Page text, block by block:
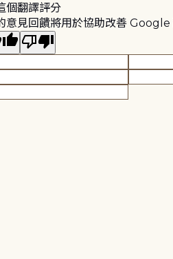
個翻譯評分
意見回饋將用於協助改善 Google